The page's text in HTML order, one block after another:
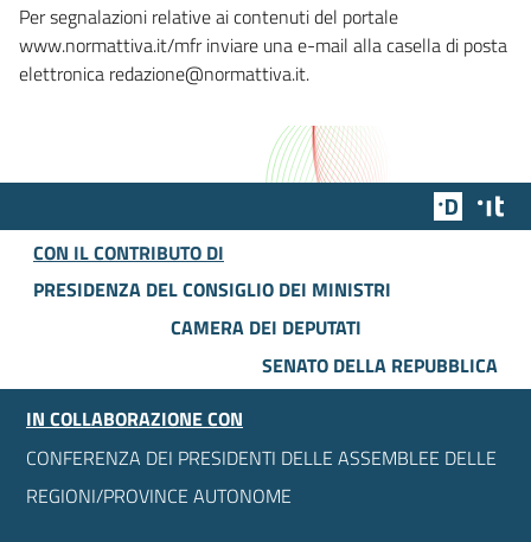
Per segnalazioni relative ai contenuti del portale
www.normattiva.it/mfr inviare una e-mail alla casella di posta
elettronica redazione@normattiva.it.
Team
CON IL CONTRIBUTO DI
PRESIDENZA DEL CONSIGLIO DEI MINISTRI
CAMERA DEI DEPUTATI
SENATO DELLA REPUBBLICA
IN COLLABORAZIONE CON
CONFERENZA DEI PRESIDENTI DELLE ASSEMBLEE DELLE
REGIONI/PROVINCE AUTONOME